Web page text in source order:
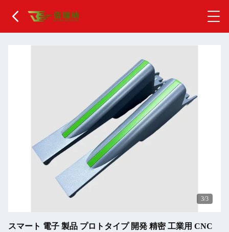
1/3
スマート 電子 製品 プロトタイプ 開発 精密 工業用 CNC